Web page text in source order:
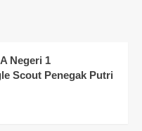
Negeri 1
Scout Penegak Putri